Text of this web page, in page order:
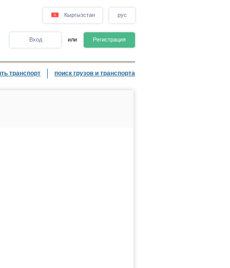
Кыргызстан рус
Вход или Регистрация
транспорт поиск грузов и транспорта